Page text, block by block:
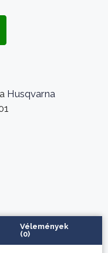
Husqvarna
Vélemények
(0)